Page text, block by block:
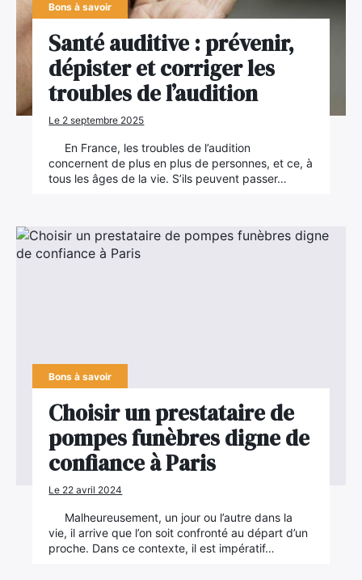
Bons à savoir
Santé auditive : prévenir,
dépister et corriger les
troubles de l’audition
Le 2 septembre 2025
En France, les troubles de l’audition
concernent de plus en plus de personnes, et ce, à
tous les âges de la vie. S’ils peuvent passer…
Bons à savoir
Choisir un prestataire de
pompes funèbres digne de
confiance à Paris
Le 22 avril 2024
Malheureusement, un jour ou l’autre dans la
vie, il arrive que l’on soit confronté au départ d’un
proche. Dans ce contexte, il est impératif…